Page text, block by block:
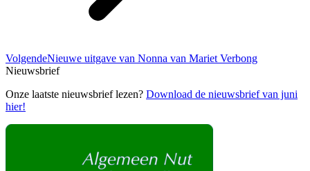
VolgendeVolgend
bericht
Nieuwe uitgave van Nonna van Mariet Verbong
Nieuwsbrief
Onze laatste nieuwsbrief lezen? Download de nieuwsbrief van juni
hier!